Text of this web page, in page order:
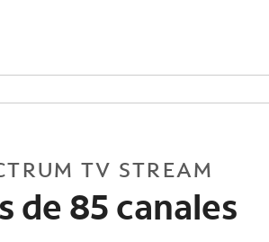
TV STREAM
de 85 canales